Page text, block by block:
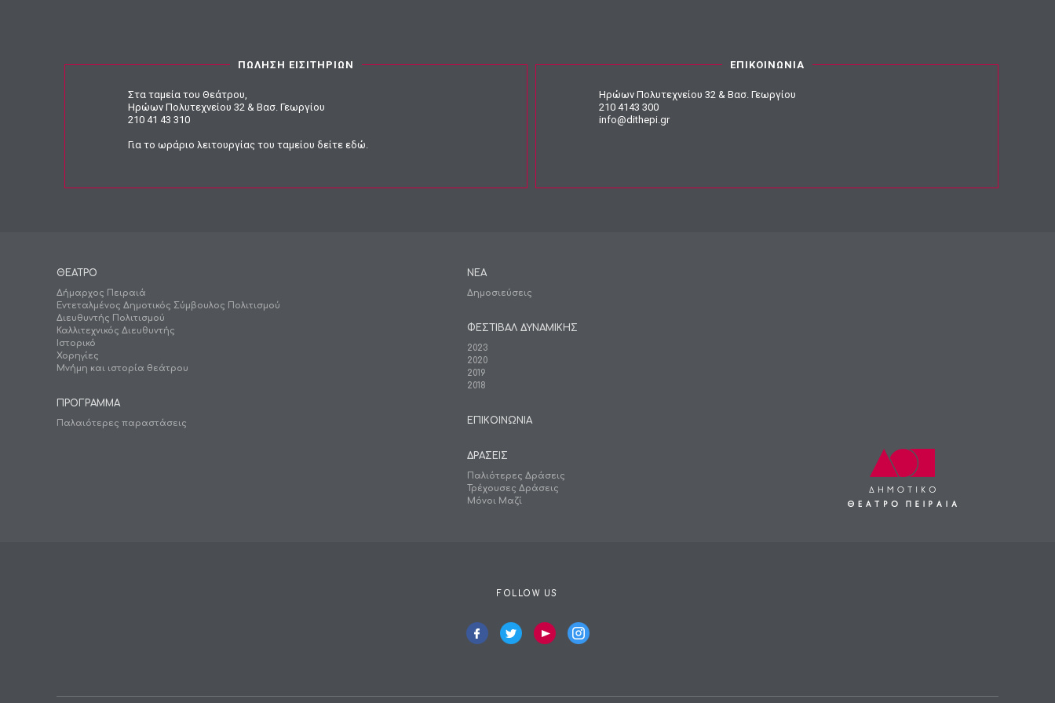
ΠΩΛΗΣΗ ΕΙΣΙΤΗΡΙΩΝ
Στα ταμεία του Θεάτρου,
Ηρώων Πολυτεχνείου 32 & Βασ. Γεωργίου
210 41 43 310
Για το ωράριο λειτουργίας του ταμείου δείτε εδώ
ΕΠΙΚΟΙΝΩΝΙΑ
Ηρώων Πολυτεχνείου 32 & Βασ. Γεωργίου
210 4143 300
info@dithepi.gr
ΘΕΑΤΡΟ
Δήμαρχος Πειραιά
Εντεταλμένος Δημοτικός Σύμβουλος Πολιτισμού
Διευθυντής Πολιτισμού
Καλλιτεχνικός Διευθυντής
Ιστορικό
Χορηγίες
Μνήμη και ιστορία θεάτρου
ΠΡΟΓΡΑΜΜΑ
Παλαιότερες παραστάσεις
ΝΕΑ
Δημοσιεύσεις
ΦΕΣΤΙΒΑΛ ΔΥΝΑΜΙΚΗΣ
2023
2020
2019
2018
ΕΠΙΚΟΙΝΩΝΙΑ
ΔΡΑΣΕΙΣ
Παλιότερες Δράσεις
Τρέχουσες Δράσεις
Μόνοι Μαζί
FOLLOW US